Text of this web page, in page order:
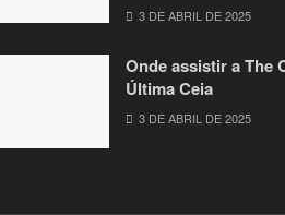
3 DE ABRIL DE 2025
Onde assistir a The
Última Ceia
3 DE ABRIL DE 2025